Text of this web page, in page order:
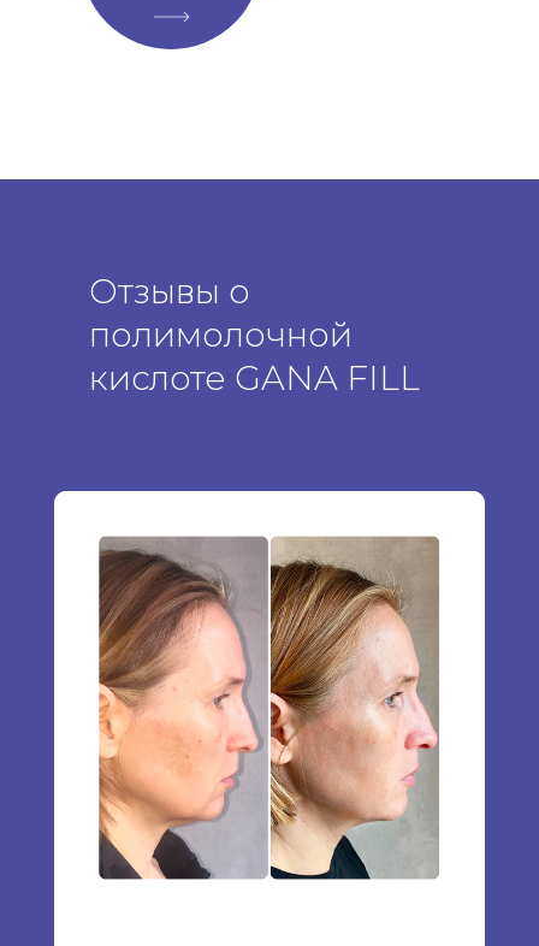
Отзывы о
полимолочной
кислоте GANA FILL